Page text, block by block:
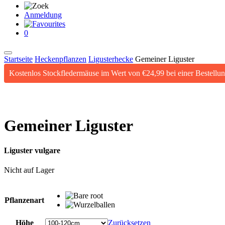
Anmeldung
0
Startseite Heckenpflanzen Ligusterhecke Gemeiner Liguster
Kostenlos Stockfledermäuse im Wert von €24,99 bei einer
Gemeiner Liguster
Liguster vulgare
Nicht auf Lager
Pflanzenart
Höhe
Zurücksetzen